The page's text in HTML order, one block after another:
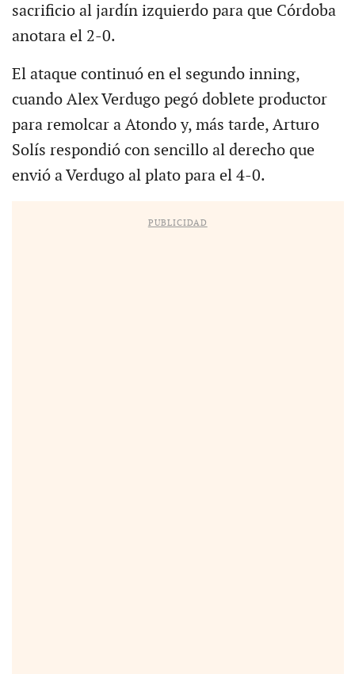
sacrificio al jardín izquierdo para que Córdoba
anotara el 2-0.
El ataque continuó en el segundo inning,
cuando Alex Verdugo pegó doblete productor
para remolcar a Atondo y, más tarde, Arturo
Solís respondió con sencillo al derecho que
envió a Verdugo al plato para el 4-0.
PUBLICIDAD